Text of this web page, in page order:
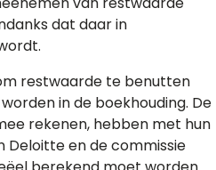
dat daar in
restwaarde te benutten
in de boekhouding. De
rekenen, hebben met hun
Deloitte en de commissie